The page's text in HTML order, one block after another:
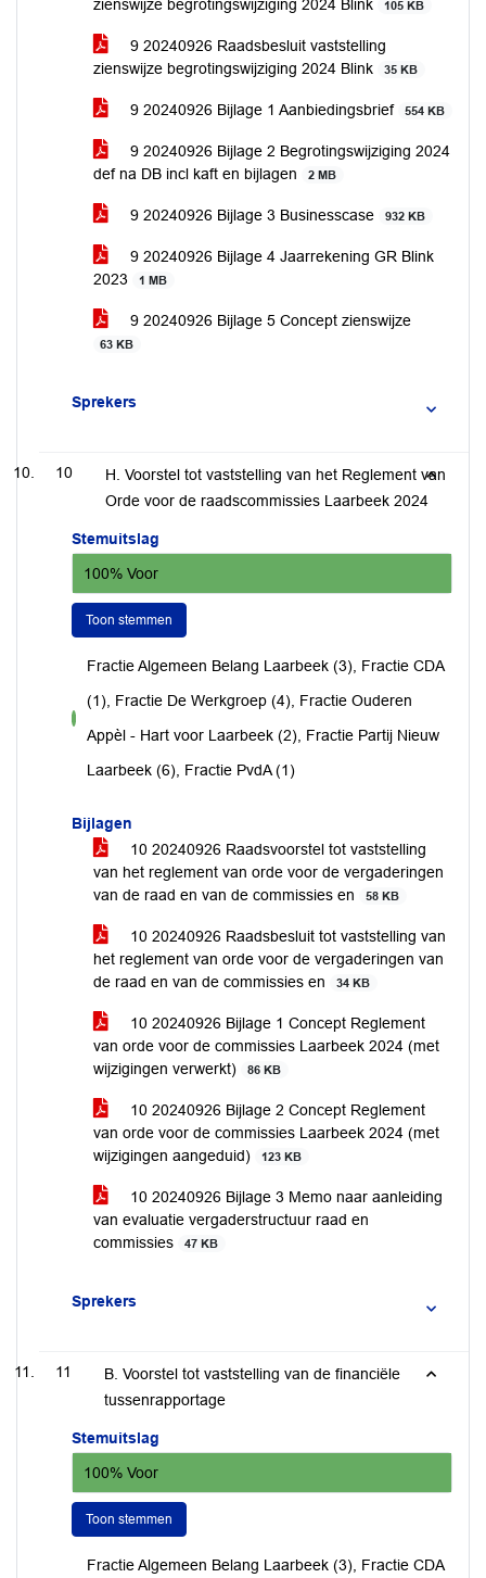
zienswijze begrotingswijziging 2024 Blink 105 KB
9 20240926 Raadsbesluit vaststelling
zienswijze begrotingswijziging 2024 Blink
35 KB
9 20240926 Bijlage 1 Aanbiedingsbrief 554 KB
9 20240926 Bijlage 2 Begrotingswijziging 2024
def na DB incl kaft en bijlagen
2 MB
9 20240926 Bijlage 3 Businesscase 932 KB
9 20240926 Bijlage 4 Jaarrekening GR Blink
2023
1 MB
9 20240926 Bijlage 5 Concept zienswijze
63 KB
Sprekers
10
H. Voorstel tot vaststelling van het Reglement van
Orde voor de raadscommissies Laarbeek 2024
Stemuitslag
100% Voor
Toon stemmen
voor
Fractie Algemeen Belang Laarbeek (3), Fractie CDA
(1), Fractie De Werkgroep (4), Fractie Ouderen
Appèl - Hart voor Laarbeek (2), Fractie Partij Nieuw
Laarbeek (6), Fractie PvdA (1)
Bijlagen
10 20240926 Raadsvoorstel tot vaststelling
van het reglement van orde voor de vergaderingen
van de raad en van de commissies en
58 KB
10 20240926 Raadsbesluit tot vaststelling van
het reglement van orde voor de vergaderingen van
de raad en van de commissies en
34 KB
10 20240926 Bijlage 1 Concept Reglement
van orde voor de commissies Laarbeek 2024 (met
wijzigingen verwerkt)
86 KB
10 20240926 Bijlage 2 Concept Reglement
van orde voor de commissies Laarbeek 2024 (met
wijzigingen aangeduid)
123 KB
10 20240926 Bijlage 3 Memo naar aanleiding
van evaluatie vergaderstructuur raad en
commissies
47 KB
Sprekers
11
B. Voorstel tot vaststelling van de financiële
tussenrapportage
Stemuitslag
100% Voor
Toon stemmen
Fractie Algemeen Belang Laarbeek (3), Fractie CDA